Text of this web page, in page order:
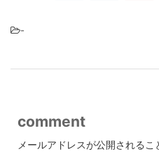
-
comment
メールアドレスが公開されるこ